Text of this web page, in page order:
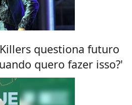
questiona futuro
quero fazer isso?'